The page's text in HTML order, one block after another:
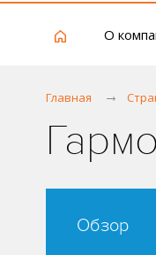
О
Главная
Обзор